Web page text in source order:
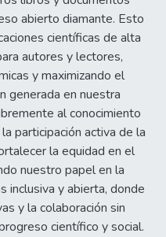
abierto diamante. Esto
científicas de alta
autores y lectores,
y maximizando el
generada en nuestra
al conocimiento
participación activa de la
la equidad en el
nuestro papel en la
inclusiva y abierta, donde
y la colaboración sin
científico y social.